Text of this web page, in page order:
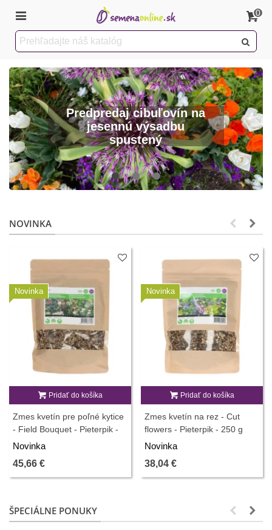
0
Predpredaj cibuľovín na
jesennú výsadbu
spustený
NOVINKA
Novinka
Pridať do košíka
Zmes kvetín pre poľné kytice
- Field Bouquet - Pieterpik -
250 g
Novinka
45,66 €
Novinka
Pridať do košíka
Zmes kvetín na rez - Cut
flowers - Pieterpik - 250 g
Novinka
38,04 €
ŠPECIÁLNE PONUKY